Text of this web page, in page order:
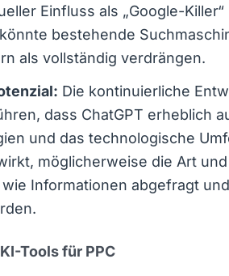
Einfluss als „Google-Killer“
bestehende
als vollständig verdrängen.
Die kontinuierliche
dazu führen, dass
und das
Umfeld insgesamt einwirkt,
die Art und Weise
und verarbeitet
Tools für PPC